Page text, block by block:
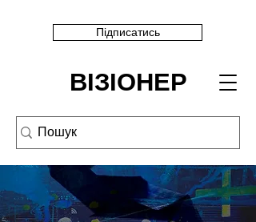
ВІЗІОНЕР
Підписатись